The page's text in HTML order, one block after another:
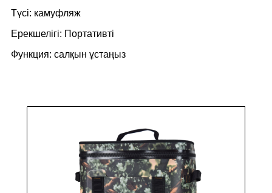
Түсі: камуфляж
Ерекшелігі: Портативті
Функция: салқын ұстаңыз